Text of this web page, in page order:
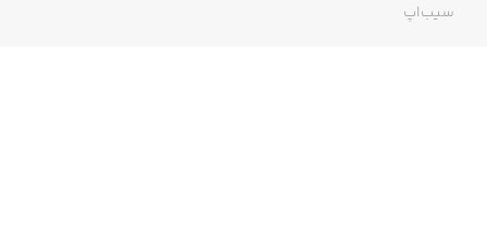
سیب‌اپ